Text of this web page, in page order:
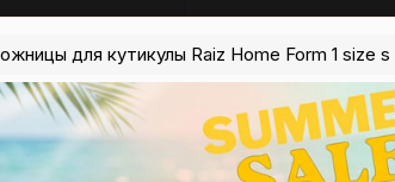
для кутикулы Raiz Home Form 1 size s